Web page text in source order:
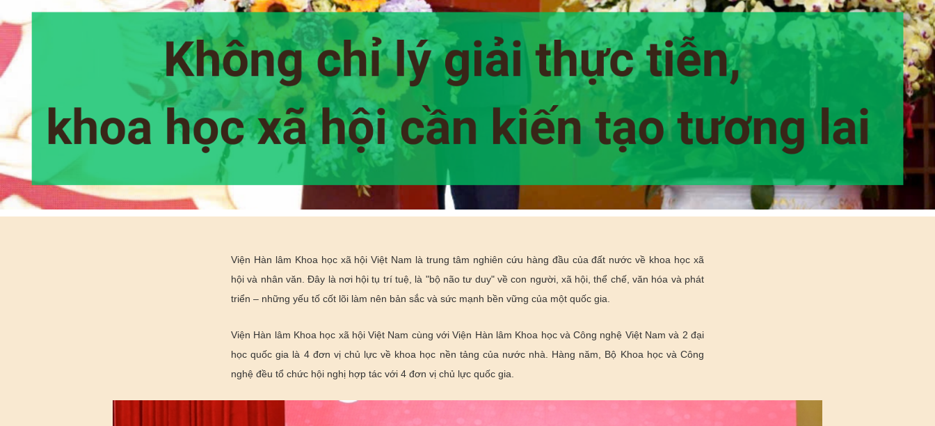
Viện Hàn lâm Khoa học xã hội Việt Nam là trung tâm nghiên cứu hàng đầu của đất nước về khoa học xã
hội và nhân văn. Đây là nơi hội tụ trí tuệ, là "bộ não tư duy" về con người, xã hội, thể chế, văn hóa và phát
triển – những yếu tố cốt lõi làm nên bản sắc và sức mạnh bền vững của một quốc gia.
Viện Hàn lâm Khoa học xã hội Việt Nam cùng với Viện Hàn lâm Khoa học và Công nghệ Việt Nam và 2 đại
học quốc gia là 4 đơn vị chủ lực về khoa học nền tảng của nước nhà. Hàng năm, Bộ Khoa học và Công
nghệ đều tổ chức hội nghị hợp tác với 4 đơn vị chủ lực quốc gia.